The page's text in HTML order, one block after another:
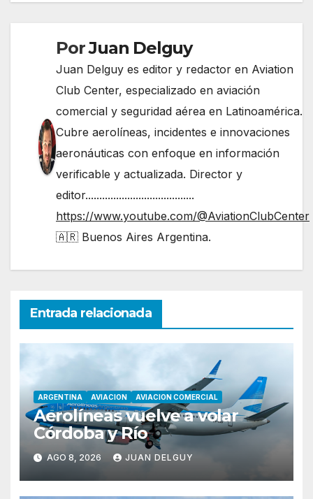
PorJuan Delguy
Juan Delguy es editor y redactor en Aviation
Club Center, especializado en aviación
comercial y seguridad aérea en Latinoamérica.
Cubre aerolíneas, incidentes e innovaciones
aeronáuticas con enfoque en información
verificable y actualizada. Director y
editor.......................................
https://www.youtube.com/@AviationClubCenter
🇦🇷 Buenos Aires Argentina.
Entrada relacionada
ARGENTINA AVIACION AVIACION COMERCIAL
Aerolíneas vuelve a volar
Córdoba y Río
AGO 8, 2026 JUAN DELGUY